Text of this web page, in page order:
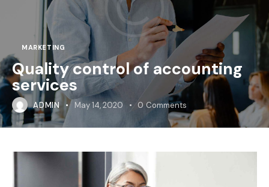
MARKETING
Quality control of accounting
services
ADMIN May 14, 2020 0 Comments